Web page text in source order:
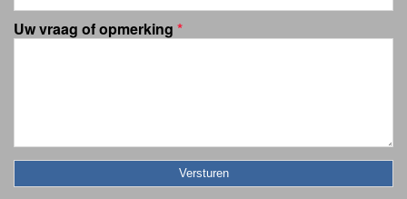
Uw vraag of opmerking *